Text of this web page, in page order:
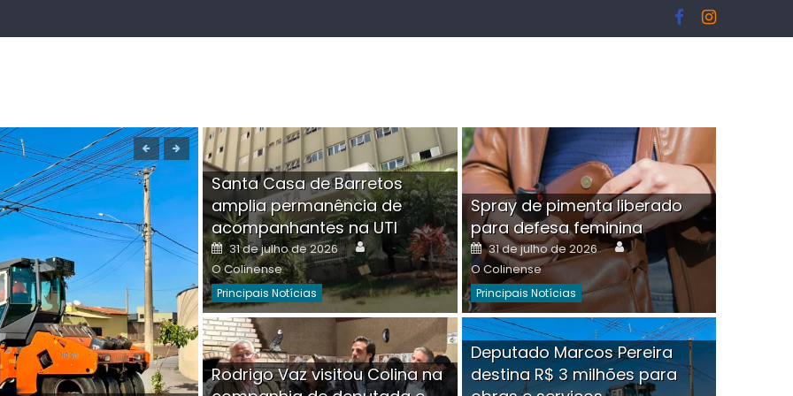
Boutique na Av. Ângelo Martins Tristão é
invadida por criminoso mascarado
Santa Casa de Barretos
amplia permanência de
acompanhantes na UTI
Posted
on
31 de julho de 2026 Author
O Colinense
Principais Notícias
Spray de pimenta liberado
para defesa feminina
Posted
on
31 de julho de 2026 Author
O Colinense
Principais Notícias
Rodrigo Vaz visitou Colina na
Deputado Marcos Pereira
destina R$ 3 milhões para